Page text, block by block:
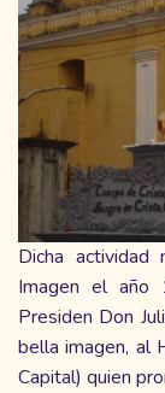
Dicha actividad
Imagen el año
Presiden Don
bella imagen, al
Capital) quien